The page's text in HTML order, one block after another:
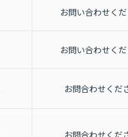
お問い合わせく
お問い合わせく
お問合わせくだ
お問合わせくだ